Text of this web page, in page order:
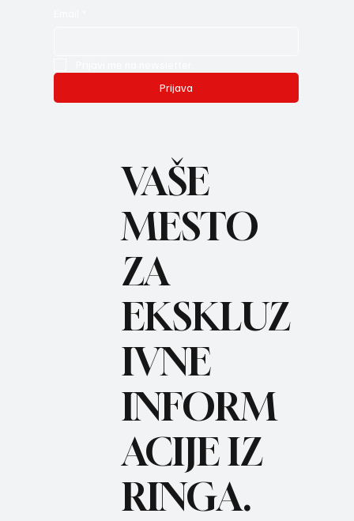
Prijava
REC
VAŠE
MESTO
ZA
EKSKLUZ
IVNE
INFORM
ACIJE IZ
RINGA.